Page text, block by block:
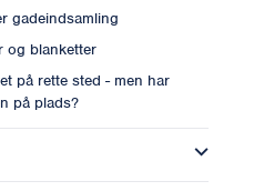
gadeindsamling
og blanketter
på rette sted - men har
på plads?